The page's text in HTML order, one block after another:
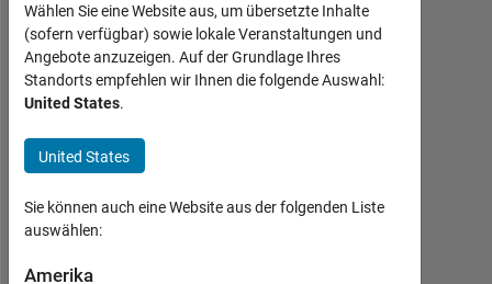
Simon
Schauppenlehner
TU
Wien
Followers:
0
Following:
Wählen Sie eine Website aus, um übersetzte Inhalte
(sofern verfügbar) sowie lokale Veranstaltungen und
Angebote anzuzeigen. Auf der Grundlage Ihres
Standorts empfehlen wir Ihnen die folgende Auswahl:
United States.
United States
Sie können auch eine Website aus der folgenden Liste
auswählen:
Amerika